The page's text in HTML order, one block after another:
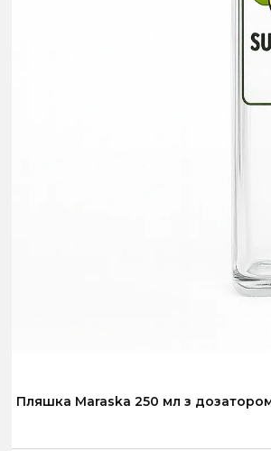
Пляшка Maraska 250 мл з